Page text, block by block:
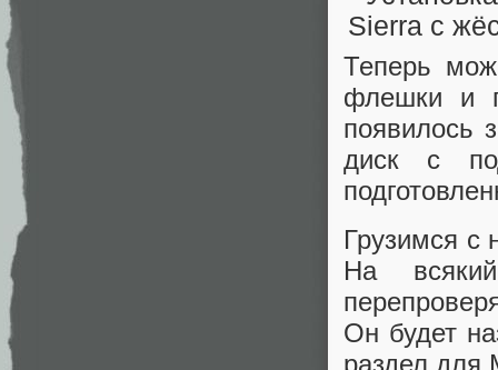
Теперь
флешки и
появилось
диск с
Грузимся с
На
Он будет
раздел для